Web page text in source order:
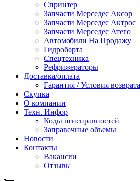
Спринтер
Запчасти Мерседес Аксор
Запчасти Мерседес Актрос
Запчасти Мерседес Атего
Автомобили На Продажу
Гидроборта
Спецтехника
Рефрижераторы
Доставка/оплата
Гарантия / Условия возврата
Скупка
О компании
Техн. Инфор
Коды неисправностей
Заправочные объемы
Новости
Контакты
Вакансии
Отзывы